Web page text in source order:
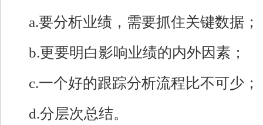
a.要分析业绩，需要抓住关键数据；
b.更要明白影响业绩的内外因素；
c.一个好的跟踪分析流程比不可少；
d.分层次总结。